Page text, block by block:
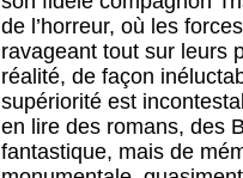
de l’horreur, où les
ravageant tout sur leurs
réalité, de façon
supériorité est
en lire des romans, des
fantastique, mais de